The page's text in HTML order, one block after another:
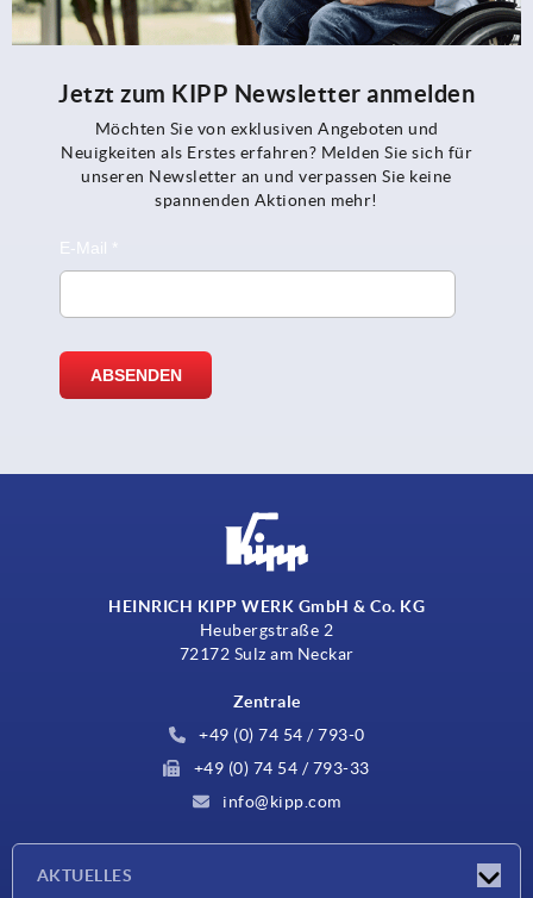
Jetzt zum KIPP Newsletter anmelden
Möchten Sie von exklusiven Angeboten und
Neuigkeiten als Erstes erfahren? Melden Sie sich für
unseren Newsletter an und verpassen Sie keine
spannenden Aktionen mehr!
HEINRICH KIPP WERK GmbH & Co. KG
Heubergstraße 2
72172 Sulz am Neckar
Zentrale
+49 (0) 74 54 / 793-0
+49 (0) 74 54 / 793-33
info@kipp.com
AKTUELLES